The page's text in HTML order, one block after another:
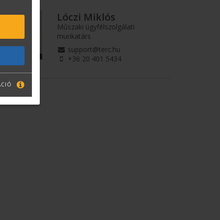
Lóczi Miklós
Műszaki ügyfélszolgálati
munkatárs
support@terc.hu
+36 20 401 5434